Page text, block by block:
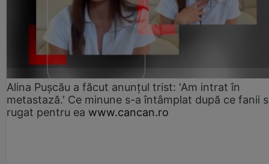
Alina Pușcău a făcut anunțul trist: 'Am intrat în
metastază.' Ce minune s-a întâmplat după ce fanii
rugat pentru ea www.cancan.ro